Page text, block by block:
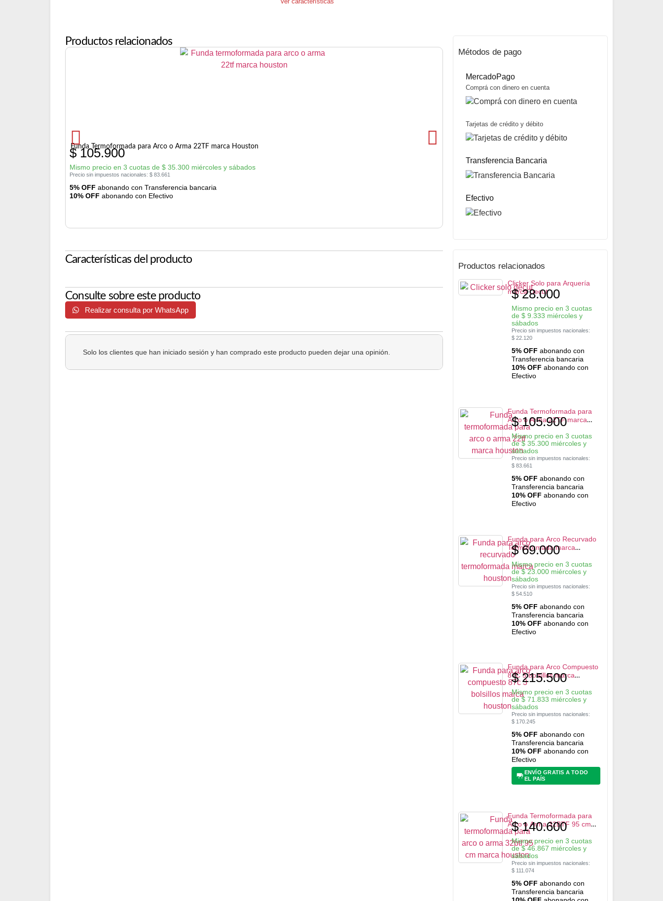
Productos relacionados
Funda Termoformada para Arco o Arma 22TF marca Houston
$105.900
Mismo precio en 3 cuotas de $ 35.300 miércoles y sábados
Precio sin impuestos nacionales: $ 83.661
5% OFF abonando con Transferencia bancaria
10% OFF abonando con Efectivo
Precio sin impuestos nacionales:$54.510
10% OFFabonando con Efectivo
Características del producto
Consulte sobre este producto
Realizar consulta por WhatsApp
Solo los clientes que han iniciado sesión y han comprado este producto pueden dejar una opinión.
Métodos de pago
MercadoPago
Comprá con dinero en cuenta
Tarjetas de crédito y débito
Transferencia Bancaria
Efectivo
Productos relacionados
Clicker Solo para Arquería
marca Decut
$28.000
Mismo precio en 3 cuotas
de $9.333 miércoles y
sábados
Precio sin impuestos nacionales:
$22.120
5% OFF abonando con
Transferencia bancaria
10% OFF abonando con
Efectivo
Funda Termoformada para
Arco o Arma 22TF marca
Houston
$105.900
Mismo precio en 3 cuotas
de$35.300miércoles y
sábados
Precio sin impuestos nacionales:
$83.661
5% OFF abonando con
Transferencia bancaria
10% OFF abonando con
Efectivo
Funda para Arco Recurvado
Termoformada marca
Houston
$69.000
Mismo precio en 3 cuotas
de$23.000miércoles y
sábados
Precio sin impuestos nacionales:
$54.510
5% OFF abonando con
Transferencia bancaria
10% OFF abonando con
Efectivo
Funda para Arco Compuesto
87C 3 bolsillos marca
Houston
$215.500
Mismo precio en 3 cuotas
de$71.833 miércoles y
sábados
Precio sin impuestos nacionales:
$170.245
5% OFF abonando con
Transferencia bancaria
10% OFF abonando con
Efectivo
ENVÍO GRATIS A TODO
EL PAÍS
Funda Termoformada para
Arco o Arma 32BTF 95 cm
marca Houston
$140.600
Mismo precio en 3 cuotas
de$46.867 miércoles y
sábados
Precio sin impuestos nacionales:
$111.074
5% OFF abonando con
Transferencia bancaria